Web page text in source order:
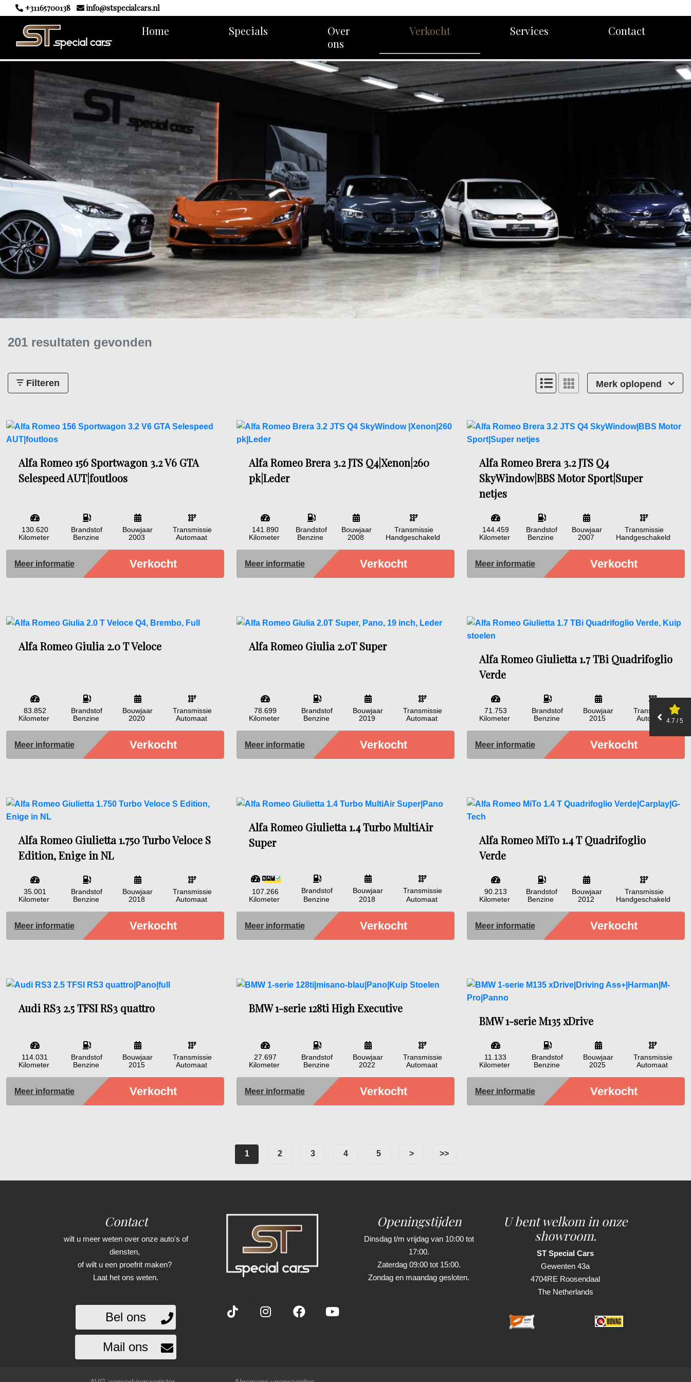
+31165700138 info@stspecialcars.nl
Home Specials
Over
ons
Verkocht Services Contact
201 resultaten gevonden
Filteren Merk oplopend
Alfa Romeo 156 Sportwagon 3.2 V6 GTA
Selespeed AUT|foutloos
130.620
Kilometer
Brandstof
Benzine
Bouwjaar
2003
Transmissie
Automaat
Meer informatie Verkocht
Alfa Romeo Brera 3.2 JTS Q4|Xenon|260
pk|Leder
141.890
Kilometer
Brandstof
Benzine
Bouwjaar
2008
Transmissie
Handgeschakeld
Meer informatie Verkocht
Alfa Romeo Brera 3.2 JTS Q4
SkyWindow|BBS Motor Sport|Super
netjes
144.459
Kilometer
Brandstof
Benzine
Bouwjaar
2007
Transmissie
Handgeschakeld
Meer informatie Verkocht
Alfa Romeo Giulia 2.0 T Veloce
83.852
Kilometer
Brandstof
Benzine
Bouwjaar
2020
Transmissie
Automaat
Meer informatie Verkocht
Alfa Romeo Giulia 2.0T Super
78.699
Kilometer
Brandstof
Benzine
Bouwjaar
2019
Transmissie
Automaat
Meer informatie Verkocht
Alfa Romeo Giulietta 1.7 TBi Quadrifoglio
Verde
71.753
Kilometer
Brandstof
Benzine
Bouwjaar
2015
Transmissie
Automaat
Meer informatie Verkocht
Alfa Romeo Giulietta 1.750 Turbo Veloce S
Edition, Enige in NL
35.001
Kilometer
Brandstof
Benzine
Bouwjaar
2018
Transmissie
Automaat
Meer informatie Verkocht
Alfa Romeo Giulietta 1.4 Turbo MultiAir
Super
107.266
Kilometer
Brandstof
Benzine
Bouwjaar
2018
Transmissie
Automaat
Meer informatie Verkocht
Alfa Romeo MiTo 1.4 T Quadrifoglio
Verde
90.213
Kilometer
Brandstof
Benzine
Bouwjaar
2012
Transmissie
Handgeschakeld
Meer informatie Verkocht
Audi RS3 2.5 TFSI RS3 quattro
114.031
Kilometer
Brandstof
Benzine
Bouwjaar
2015
Transmissie
Automaat
Meer informatie Verkocht
BMW 1-serie 128ti High Executive
27.697
Kilometer
Brandstof
Benzine
Bouwjaar
2022
Transmissie
Automaat
Meer informatie Verkocht
BMW 1-serie M135 xDrive
11.133
Kilometer
Brandstof
Benzine
Bouwjaar
2025
Transmissie
Automaat
Meer informatie Verkocht
1 2 3 4 5 > >>
Contact
wilt u meer weten over onze auto's of
diensten,
of wilt u een proefrit maken?
Laat het ons weten.
Bel ons
Mail ons
Openingstijden
Dinsdag t/m vrijdag van 10:00 tot
17:00.
Zaterdag 09:00 tot 15:00.
Zondag en maandag gesloten.
U bent welkom in onze
showroom.
ST Special Cars
Gewenten 43a
4704RE Roosendaal
The Netherlands
4.7 / 5